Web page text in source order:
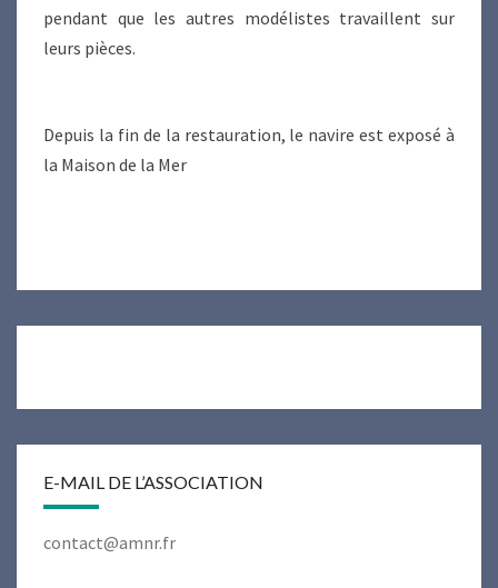
pendant que les autres modélistes travaillent sur
leurs pièces.
Depuis la fin de la restauration, le navire est exposé à
la Maison de la Mer
E-MAIL DE L’ASSOCIATION
contact@amnr.fr